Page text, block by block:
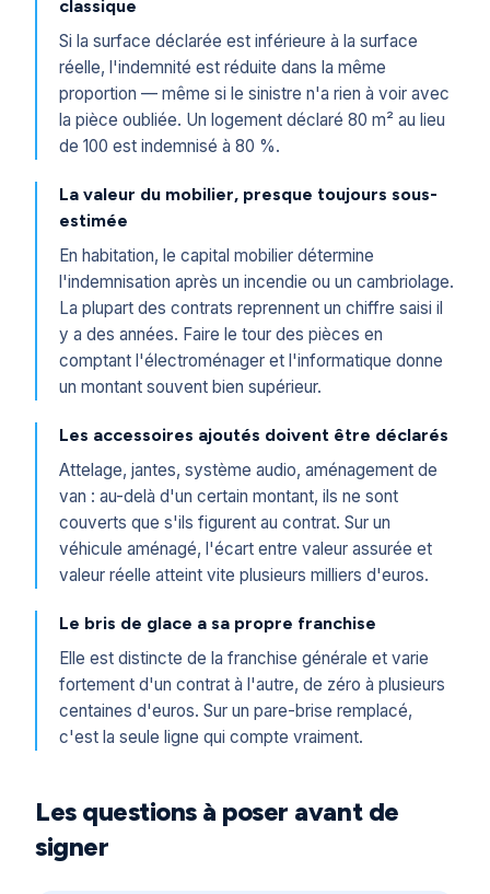
classique
Si la surface déclarée est inférieure à la surface
réelle, l'indemnité est réduite dans la même
proportion — même si le sinistre n'a rien à voir avec
la pièce oubliée. Un logement déclaré 80 m² au lieu
de 100 est indemnisé à 80 %.
La valeur du mobilier, presque toujours sous-
estimée
En habitation, le capital mobilier détermine
l'indemnisation après un incendie ou un cambriolage.
La plupart des contrats reprennent un chiffre saisi il
y a des années. Faire le tour des pièces en
comptant l'électroménager et l'informatique donne
un montant souvent bien supérieur.
Les accessoires ajoutés doivent être déclarés
Attelage, jantes, système audio, aménagement de
van : au-delà d'un certain montant, ils ne sont
couverts que s'ils figurent au contrat. Sur un
véhicule aménagé, l'écart entre valeur assurée et
valeur réelle atteint vite plusieurs milliers d'euros.
Le bris de glace a sa propre franchise
Elle est distincte de la franchise générale et varie
fortement d'un contrat à l'autre, de zéro à plusieurs
centaines d'euros. Sur un pare-brise remplacé,
c'est la seule ligne qui compte vraiment.
Les questions à poser avant de
signer